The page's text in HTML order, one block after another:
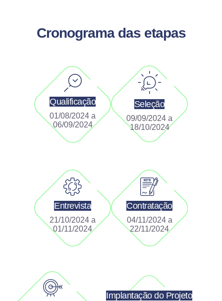
Cronograma das etapas
Qualificação
01/08/2024 a
06/09/2024
Seleção
09/09/2024 a
18/10/2024
Entrevista
21/10/2024 a
01/11/2024
Contratação
04/11/2024 a
22/11/2024
Implantação do Projeto